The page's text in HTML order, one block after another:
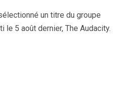
un titre du groupe
le 5 août dernier, The Audacity.